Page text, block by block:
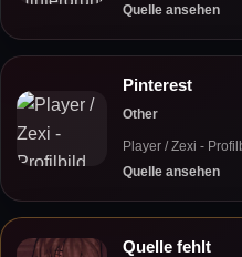
Quelle ansehen
Pinterest
Other
Player / Zexi -
Quelle ansehen
Quelle fehlt